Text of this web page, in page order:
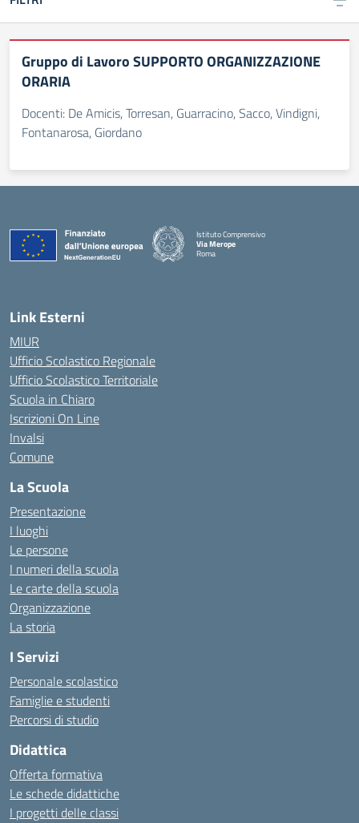
Gruppo di Lavoro SUPPORTO ORGANIZZAZIONE
ORARIA
Docenti: De Amicis, Torresan, Guarracino, Sacco, Vindigni,
Fontanarosa, Giordano
Istituto Comprensivo
Via Merope
Roma
Link Esterni
MIUR
Ufficio Scolastico Regionale
Ufficio Scolastico Territoriale
Scuola in Chiaro
Iscrizioni On Line
Invalsi
Comune
La Scuola
Presentazione
I luoghi
Le persone
I numeri della scuola
Le carte della scuola
Organizzazione
La storia
I Servizi
Personale scolastico
Famiglie e studenti
Percorsi di studio
Didattica
Offerta formativa
Le schede didattiche
I progetti delle classi